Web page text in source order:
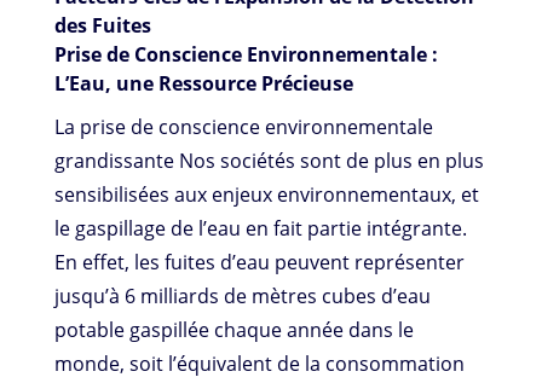
des Fuites
Prise de Conscience Environnementale :
L’Eau, une Ressource Précieuse
La prise de conscience environnementale
grandissante Nos sociétés sont de plus en plus
sensibilisées aux enjeux environnementaux, et
le gaspillage de l’eau en fait partie intégrante.
En effet, les fuites d’eau peuvent représenter
jusqu’à 6 milliards de mètres cubes d’eau
potable gaspillée chaque année dans le
monde, soit l’équivalent de la consommation